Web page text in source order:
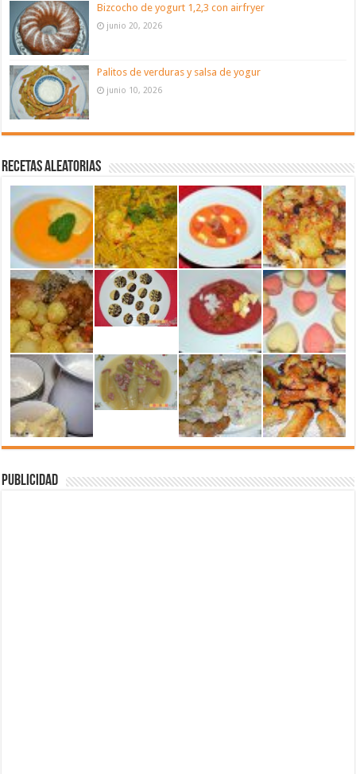
Bizcocho de yogurt 1,2,3 con airfryer
junio 20, 2026
Palitos de verduras y salsa de yogur
junio 10, 2026
Recetas aleatorias
Publicidad